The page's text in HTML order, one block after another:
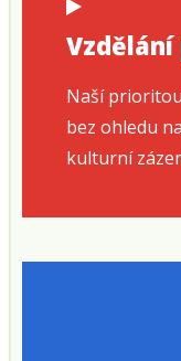
Vzdělání
Naší
bez ohledu
kulturní